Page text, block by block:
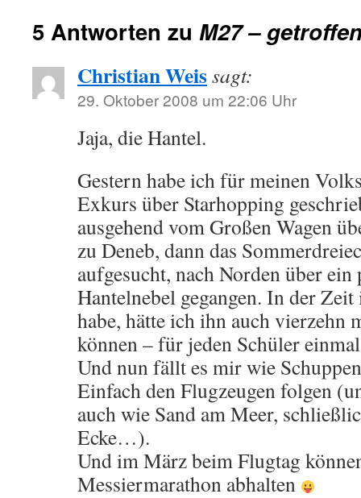
5 Antworten zu M27 –
Christian Weissagt:
29. Oktober 2008 um 22:06 Uhr
Jaja, die Hantel.
Gestern habe ich für meinen
Exkurs über Starhopping
ausgehend vom Großen Wagen
zu Deneb, dann das
aufgesucht, nach Norden über ein
Hantelnebel gegangen. In der
habe, hätte ich ihn auch vierzehn
können – für jeden Schüler
Und nun fällt es mir wie
Einfach den Flugzeugen folgen
auch wie Sand am Meer,
Ecke…).
Und im März beim Flugtag
Messiermarathon abhalten